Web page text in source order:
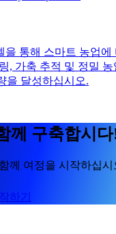
을 통해 스마트 농업
, 가축 추적 및 정밀 농
을 달성하십시오.
께 구축합시다
께 여정을 시작하십시
하기